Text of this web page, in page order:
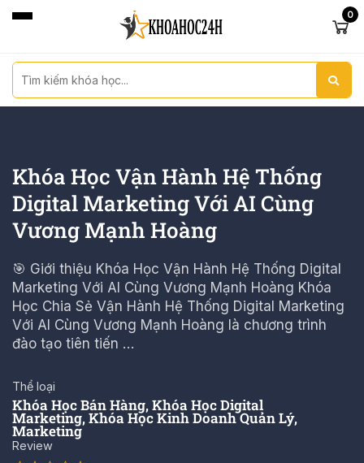
0
Khóa Học Vận Hành Hệ Thống
Digital Marketing Với AI Cùng
Vương Mạnh Hoàng
🎯 Giới thiệu Khóa Học Vận Hành Hệ Thống Digital
Marketing Với AI Cùng Vương Mạnh Hoàng Khóa
Học Chia Sẻ Vận Hành Hệ Thống Digital Marketing
Với AI Cùng Vương Mạnh Hoàng là chương trình
đào tạo tiên tiến …
Thể loại
Khóa Học Bán Hàng,Khóa Học Digital
Marketing,Khóa Học Kinh Doanh Quản Lý,
Marketing
Review